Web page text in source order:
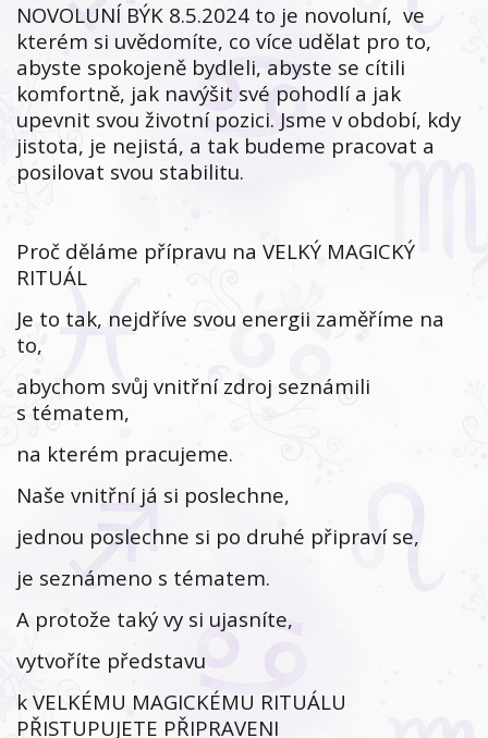
NOVOLUNÍ BÝK 8.5.2024 to je novoluní, ve
kterém si uvědomíte, co více udělat pro to,
abyste spokojeně bydleli, abyste se cítili
komfortně, jak navýšit své pohodlí a jak
upevnit svou životní pozici. Jsme v období, kdy
jistota, je nejistá, a tak budeme pracovat a
posilovat svou stabilitu.
Proč děláme přípravu na VELKÝ MAGICKÝ
RITUÁL
Je to tak, nejdříve svou energii zaměříme na
to,
abychom svůj vnitřní zdroj seznámili
s tématem,
na kterém pracujeme.
Naše vnitřní já si poslechne,
jednou poslechne si po druhé připraví se,
je seznámeno s tématem.
A protože taký vy si ujasníte,
vytvoříte představu
k VELKÉMU MAGICKÉMU RITUÁLU
PŘISTUPUJETE PŘIPRAVENI